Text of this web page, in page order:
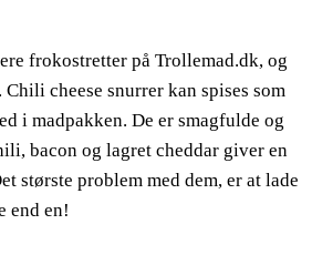
frokostretter på Trollemad.dk, og
cheese snurrer kan spises som
i madpakken. De er smagfulde og
bacon og lagret cheddar giver en
største problem med dem, er at lade
end en!